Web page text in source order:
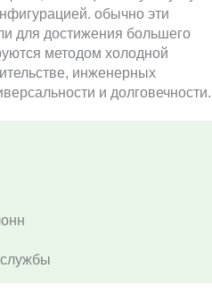
обычно эти
для достижения большего
методом холодной
инженерных
и долговечности.
службы